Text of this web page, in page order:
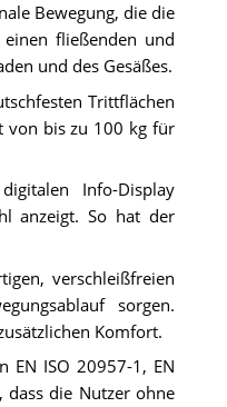
Bewegung, die die
fließenden und
und des Gesäßes.
Trittflächen
von bis zu 100 kg für
Info-Display
anzeigt. So hat der
verschleißfreien
sorgen.
Komfort.
EN ISO 20957-1, EN
die Nutzer ohne